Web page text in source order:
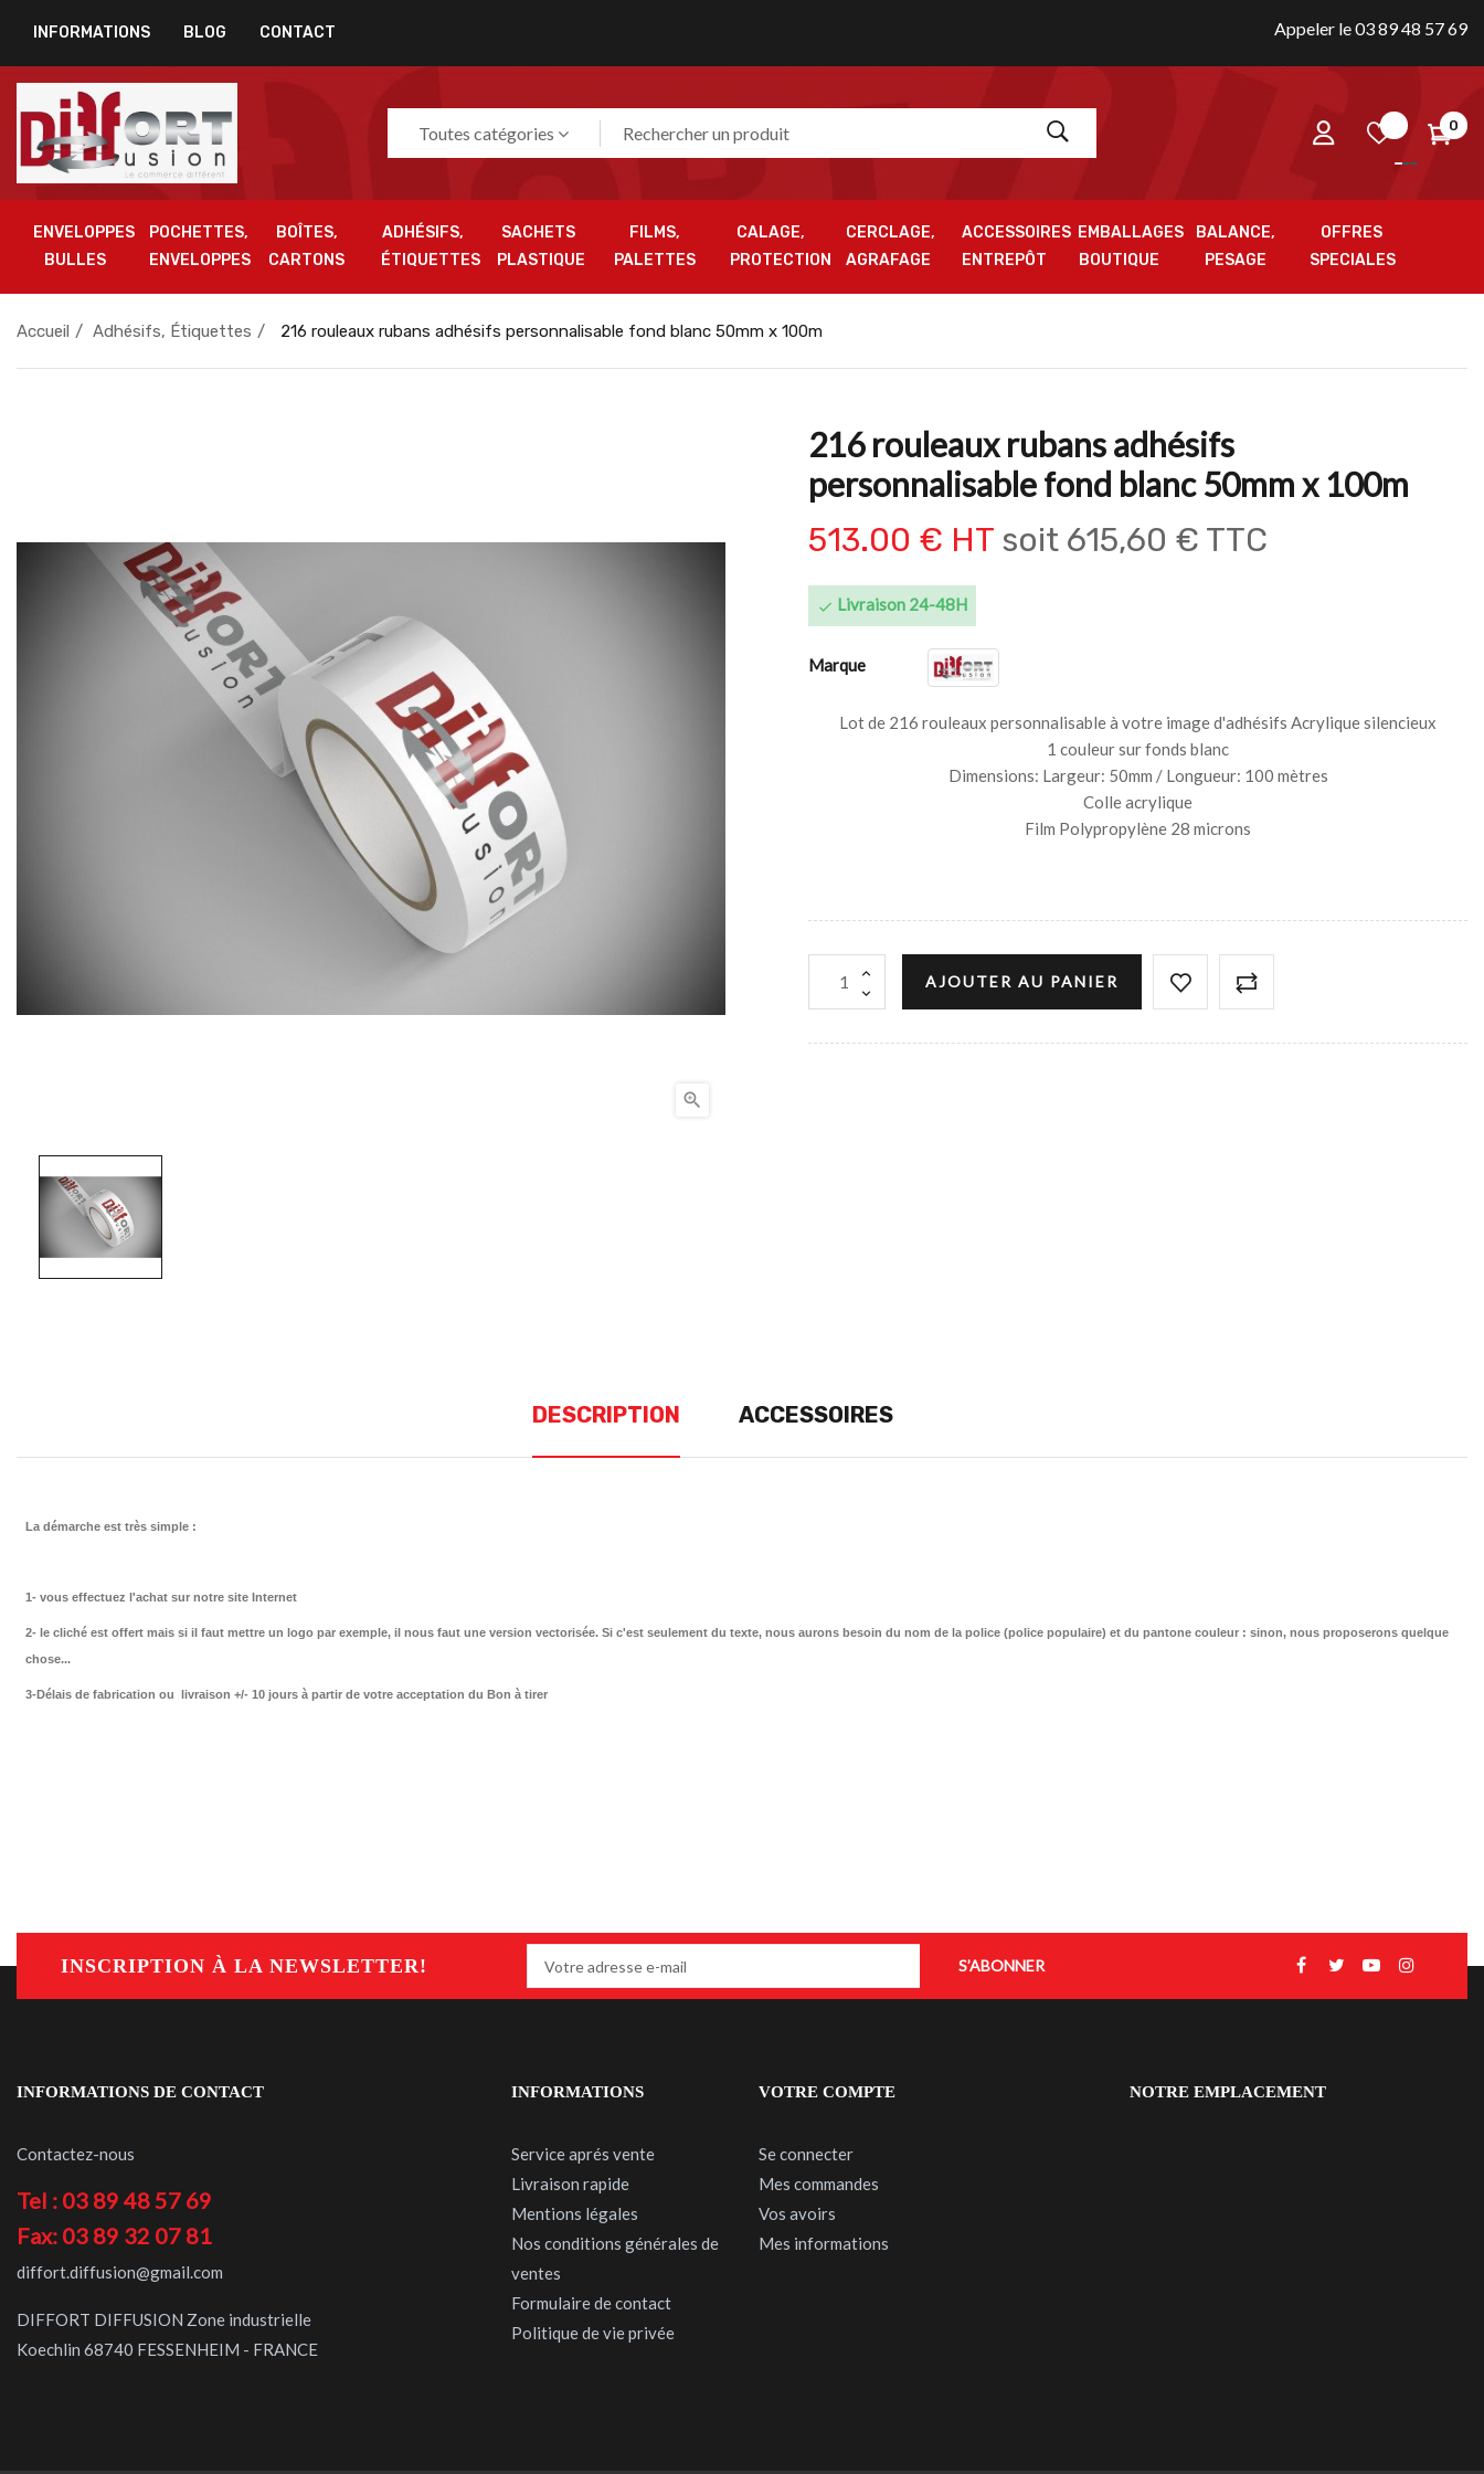
INFORMATIONS BLOG CONTACT Appeler le 03 89 48 57 69
Toutes catégories 0
ENVELOPPES
BULLES
POCHETTES,
ENVELOPPES
BOÎTES,
CARTONS
ADHÉSIFS,
ÉTIQUETTES
SACHETS
PLASTIQUE
FILMS,
PALETTES
CALAGE,
PROTECTION
CERCLAGE,
AGRAFAGE
ACCESSOIRES
ENTREPÔT
EMBALLAGES
BOUTIQUE
BALANCE,
PESAGE
OFFRES
SPECIALES
Accueil Adhésifs, Étiquettes 216 rouleaux rubans adhésifs personnalisable fond blanc 50mm x 100m

216 rouleaux rubans adhésifs
personnalisable fond blanc 50mm x 100m
513.00 € HT soit 615,60 € TTC
 Livraison 24-48H
Marque
Lot de 216 rouleaux personnalisable à votre image d'adhésifs Acrylique silencieux
1 couleur sur fonds blanc
Dimensions: Largeur: 50mm / Longueur: 100 mètres
Colle acrylique
Film Polypropylène 28 microns
AJOUTER AU PANIER
DESCRIPTION ACCESSOIRES
La démarche est très simple :
1- vous effectuez l'achat sur notre site Internet
2- le cliché est offert mais si il faut mettre un logo par exemple, il nous faut une version vectorisée. Si c'est seulement du texte, nous aurons besoin du nom de la police (police populaire) et du pantone couleur : sinon, nous proposerons quelque
chose...
3-Délais de fabrication ou livraison +/- 10 jours à partir de votre acceptation du Bon à tirer
INSCRIPTION À LA NEWSLETTER! S’ABONNER
INFORMATIONS DE CONTACT
Contactez-nous
Tel : 03 89 48 57 69
Fax: 03 89 32 07 81
diffort.diffusion@gmail.com
DIFFORT DIFFUSION Zone industrielle
Koechlin 68740 FESSENHEIM - FRANCE
INFORMATIONS
Service aprés vente
Livraison rapide
Mentions légales
Nos conditions générales de
ventes
Formulaire de contact
Politique de vie privée
VOTRE COMPTE
Se connecter
Mes commandes
Vos avoirs
Mes informations
NOTRE EMPLACEMENT